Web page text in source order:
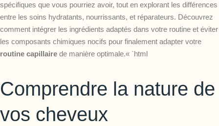
spécifiques que vous pourriez avoir, tout en explorant les différences
entre les soins hydratants, nourrissants, et réparateurs. Découvrez
comment intégrer les ingrédients adaptés dans votre routine et éviter
les composants chimiques nocifs pour finalement adapter votre
routine capillaire de manière optimale.« `html
Comprendre la nature de
vos cheveux